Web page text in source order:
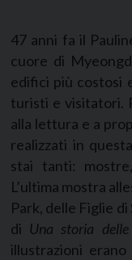
47 anni fa il
cuore di
edifici più costosi
turisti e visitatori.
alla lettura e a
realizzati in
stai tanti:
L’ultima mostra
Park, delle Figlie
di Una storia
illustrazioni